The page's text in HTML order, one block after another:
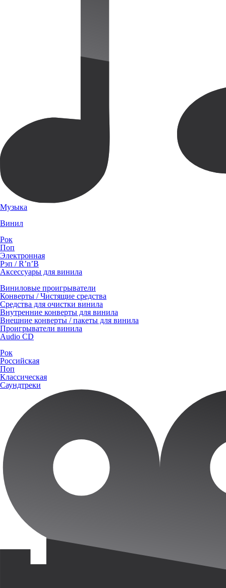
Музыка
Винил
Рок
Поп
Электронная
Рэп / R’n’B
Аксессуары для винила
Виниловые проигрыватели
Конверты / Чистящие средства
Средства для очистки винила
Внутренние конверты для винила
Внешние конверты / пакеты для винила
Проигрыватели винила
Audio CD
Рок
Российская
Поп
Классическая
Саундтреки